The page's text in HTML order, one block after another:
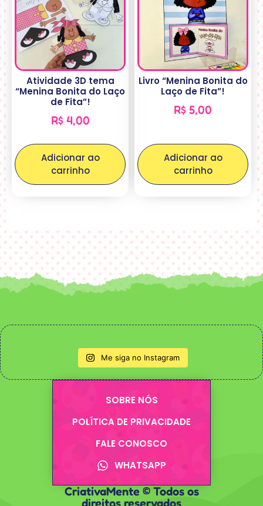
Atividade 3D tema
“Menina Bonita do Laço
de Fita”!
R$4,00
Adicionar ao
carrinho
Livro “Menina Bonita do
Laço de Fita”!
R$ 5,00
Adicionar ao
carrinho
Me siga no Instagram
SOBRE NÓS
POLÍTICA DE PRIVACIDADE
FALE CONOSCO
WHATSAPP
CriativaMente © Todos os
direitos reservados